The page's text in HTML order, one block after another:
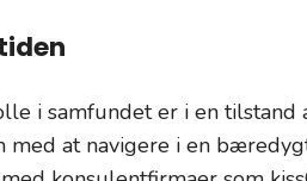
i samfundet er i en
at navigere i en